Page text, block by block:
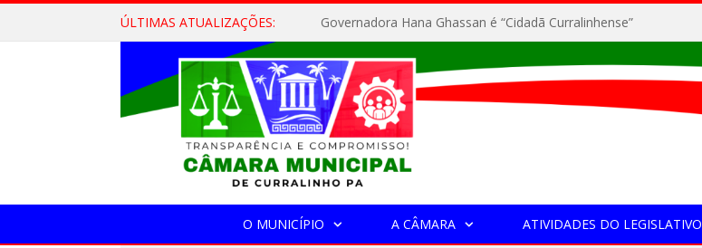
ÚLTIMAS ATUALIZAÇÕES: Governadora Hana Ghassan é “Cidadã Curralinhense”
O MUNICÍPIO A CÂMARA ATIVIDADES DO LEGISLATIVO